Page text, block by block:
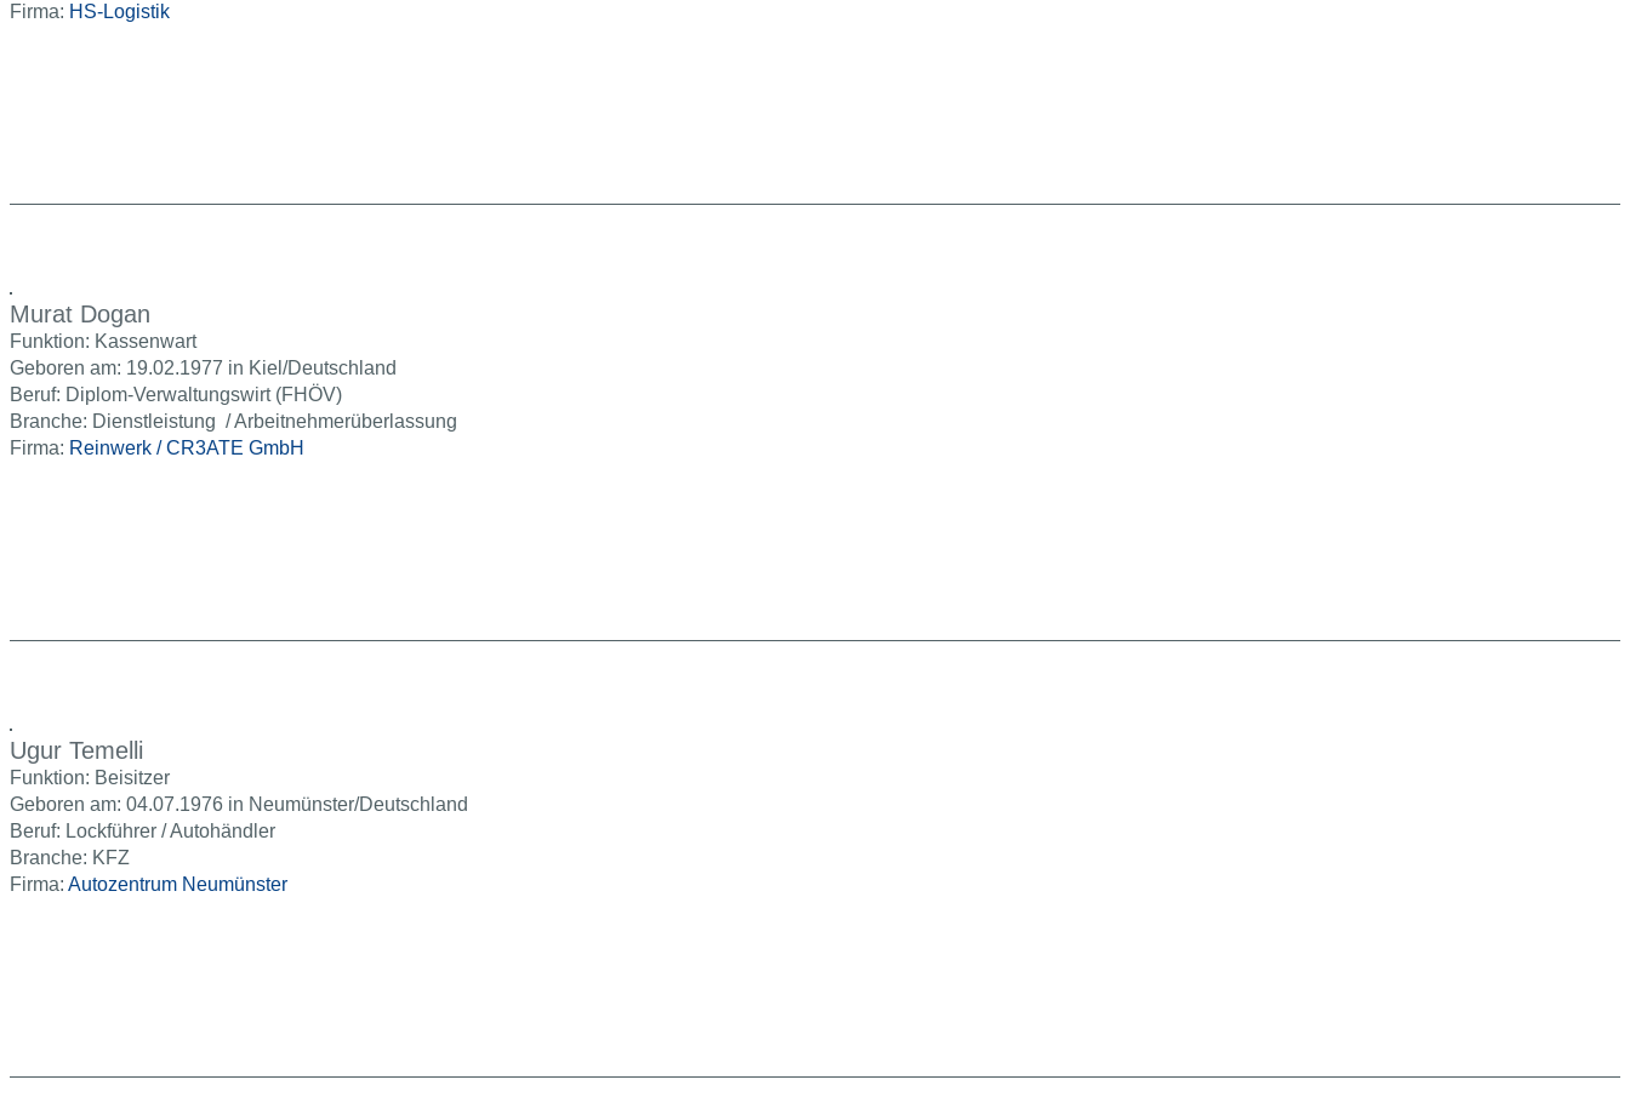
Firma: HS-Logistik
Murat Dogan
Funktion: Kassenwart
Geboren am: 19.02.1977 in Kiel/Deutschland
Beruf: Diplom-Verwaltungswirt (FHÖV)
Branche: Dienstleistung / Arbeitnehmerüberlassung
Firma: Reinwerk / CR3ATE GmbH
Ugur Temelli
Funktion: Beisitzer
Geboren am: 04.07.1976 in Neumünster/Deutschland
Beruf: Lockführer / Autohändler
Branche: KFZ
Firma: Autozentrum Neumünster